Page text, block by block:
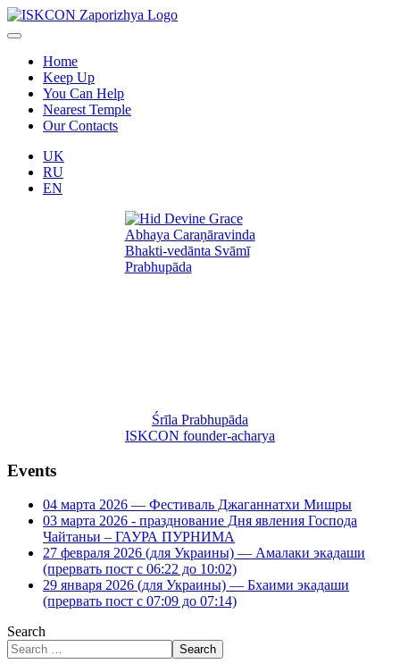
Home
Keep Up
You Can Help
Nearest Temple
Our Contacts
UK
RU
EN
Śrīla Prabhupāda
ISKCON founder-acharya
Events
04 марта 2026 — Фестиваль Джаганнатхи Мишры
03 марта 2026 - празднование Дня явления Господа
Чайтаньи – ГАУРА ПУРНИМА
27 февраля 2026 (для Украины) — Амалаки экадаши
(прервать пост с 06:22 до 10:02)
29 января 2026 (для Украины) — Бхаими экадаши
(прервать пост с 07:09 до 07:14)
Search
Search